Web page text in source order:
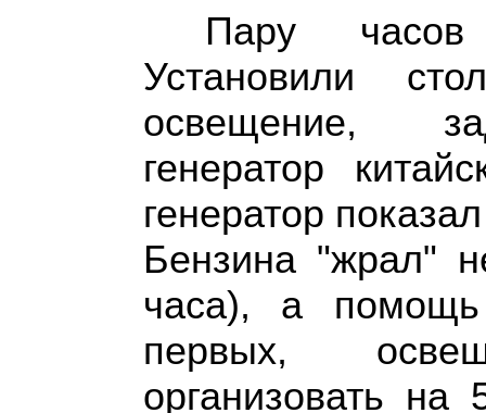
Пару
Установили
освещение,
генератор
генератор
Бензина "жрал"
часа), а
первых,
организовать